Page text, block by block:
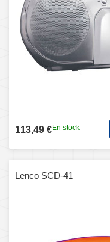
113,49 €En stock
Lenco SCD-41